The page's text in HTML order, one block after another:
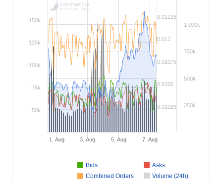
Bids
Asks
Combined Orders
Volume (24h)
1. Aug 3. Aug 5. Aug 7. Aug
0.01025
0.0105
0.01075
0.011
0.01125
250k
500k
750k
1 000k
50k
75k
100k
125k
150k